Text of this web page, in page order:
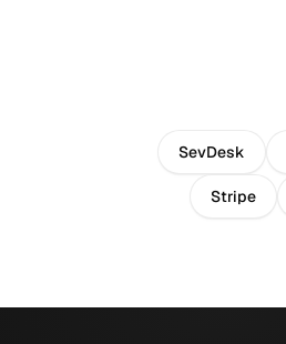
SevDesk
Stripe